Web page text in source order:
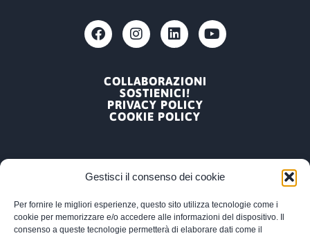
Gestisci il consenso dei cookie
Per fornire le migliori esperienze, questo sito utilizza tecnologie come i
cookie per memorizzare e/o accedere alle informazioni del dispositivo. Il
consenso a queste tecnologie permetterà di elaborare dati come il
COLLABORAZIONI
SOSTIENICI!
PRIVACY POLICY
COOKIE POLICY
ARPA, ASSOCIAZIONE RICERCA PSICOLOGICA
APPLICATA